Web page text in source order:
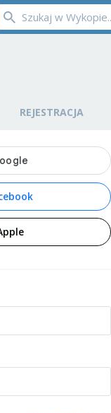
REJESTRACJA